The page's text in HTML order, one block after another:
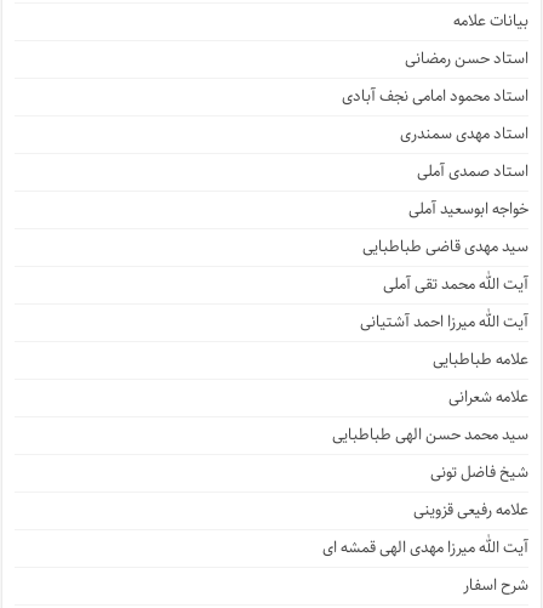
بیانات علامه
استاد حسن رمضانی
استاد محمود امامی نجف آبادی
استاد مهدی سمندری
استاد صمدی آملی
خواجه ابوسعید آملی
سید مهدی قاضی طباطبایی
آیت الله محمد تقی آملی
آیت الله میرزا احمد آشتیانی
علامه طباطبایی
علامه شعرانی
سید محمد حسن الهی طباطبایی
شیخ فاضل تونی
علامه رفیعی قزوینی
آیت الله میرزا مهدی الهی قمشه ای
شرح اسفار